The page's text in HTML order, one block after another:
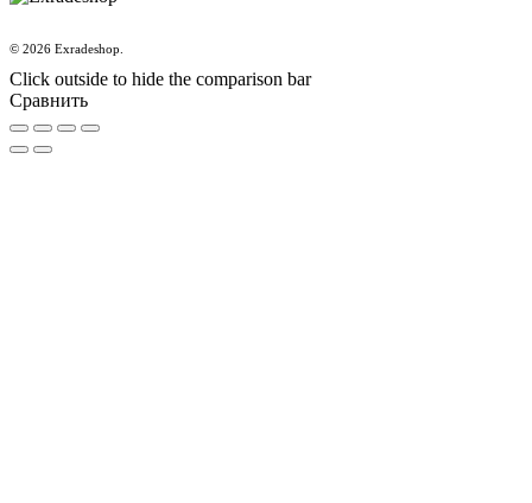
© 2026 Exradeshop.
Click outside to hide the comparison bar
Сравнить